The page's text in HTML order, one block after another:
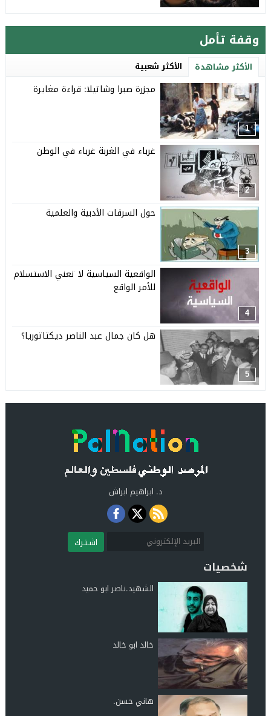
وقفة تأمل
الأكثر مشاهدة الأكثر شعبية
1
مجزرة صبرا وشاتيلا: قراءة مغايرة
2
غرباء في الغربة غرباء في الوطن
3
حول السرقات الأدبية والعلمية
4
الواقعية السياسية لا تعني الاستسلام
للأمر الواقع
5
هل كان جمال عبد الناصر ديكتاتوريا؟
د. ابراهيم ابراش
اشـتـرك
شخصيات
الشهيد.ناصر ابو حميد
خالد ابو خالد
هاني حسن.